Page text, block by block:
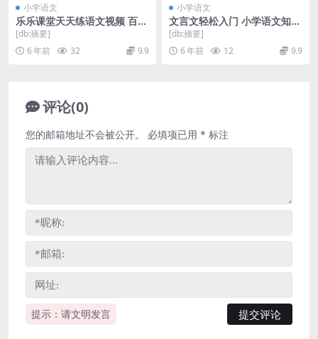
小学语文
乐乐课堂天天练语文视频 百度
网盘
[db:摘要]
6 年前
32 9.9
小学语文
文言文轻松入门 小学语文知识
大全 学而思陈双（8课时）百
度网盘
[db:摘要]
6 年前
12 9.9
评论(0)
提示：请文明发言
您的邮箱地址不会被公开。 必填项已用 * 标注